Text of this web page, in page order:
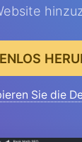
Sie die